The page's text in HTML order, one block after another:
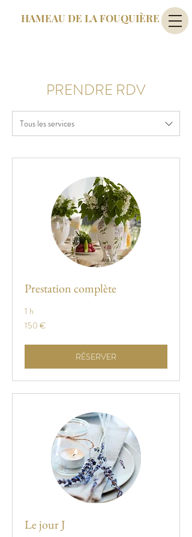
HAMEAU DE LA FOUQUIÈRE
PRENDRE RDV
Tous les services
Prestation complète
1 h
150
euros
150 €
RÉSERVER
Le jour J